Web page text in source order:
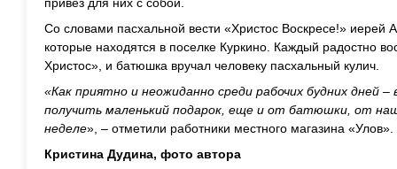
привез для них с собой.
Со словами пасхальной вести «Христос Воскресе!» иерей
которые находятся в поселке Куркино. Каждый радостно
Христос», и батюшка вручал человеку пасхальный кулич.
«Как приятно и неожиданно среди рабочих будних дней
получить маленький подарок, еще и от батюшки, от
неделе», – отметили работники местного магазина «Улов».
Кристина Дудина, фото автора